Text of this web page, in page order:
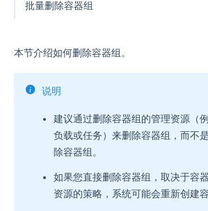
批量删除容器组
本节介绍如何删除容器组。
说明
建议通过删除容器组的管理资源（
负载或任务）来删除容器组，而不
除容器组。
如果您直接删除容器组，取决于容
资源的策略，系统可能会重新创建容